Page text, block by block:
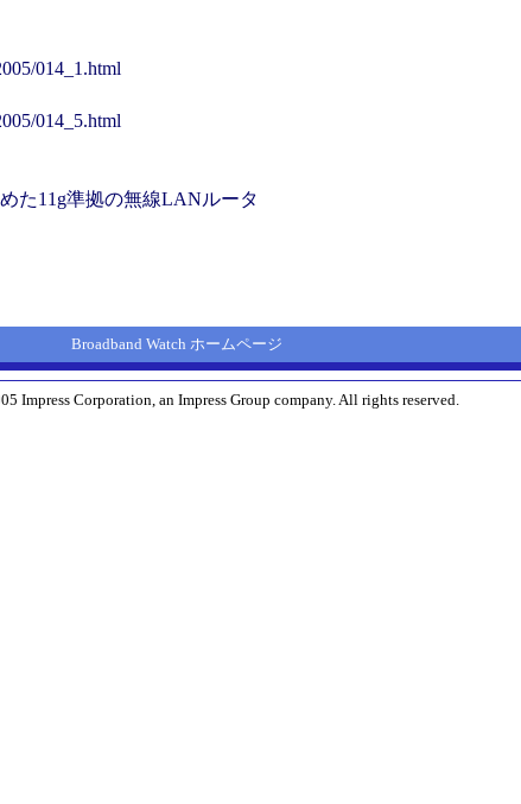
014_1.html
014_5.html
た11g準拠の無線LANルータ
Broadband Watch ホームページ
Impress Corporation, an Impress Group company. All rights reserved.